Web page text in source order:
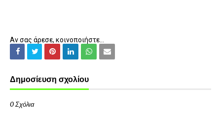
Αν σας άρεσε, κοινοποιήστε...
Δημοσίευση σχολίου
0 Σχόλια